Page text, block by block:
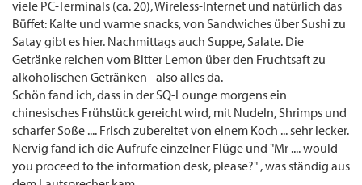
viele PC-Terminals (ca. 20), Wireless-Internet und natürlich das
Büffet: Kalte und warme snacks, von Sandwiches über Sushi zu
Satay gibt es hier. Nachmittags auch Suppe, Salate. Die
Getränke reichen vom Bitter Lemon über den Fruchtsaft zu
alkoholischen Getränken - also alles da.
Schön fand ich, dass in der SQ-Lounge morgens ein
chinesisches Frühstück gereicht wird, mit Nudeln, Shrimps und
scharfer Soße .... Frisch zubereitet von einem Koch ... sehr lecker.
Nervig fand ich die Aufrufe einzelner Flüge und "Mr .... would
you proceed to the information desk, please?" , was ständig aus